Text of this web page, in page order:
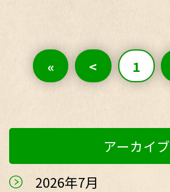
« < 1
アーカイブ
2026年7月